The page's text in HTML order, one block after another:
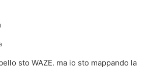
sto WAZE. ma io sto mappando la